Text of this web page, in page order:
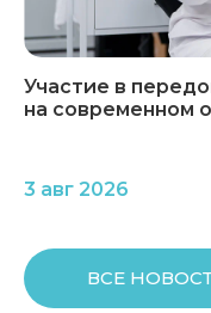
Участие в
на современном
3 авг 2026
ВСЕ